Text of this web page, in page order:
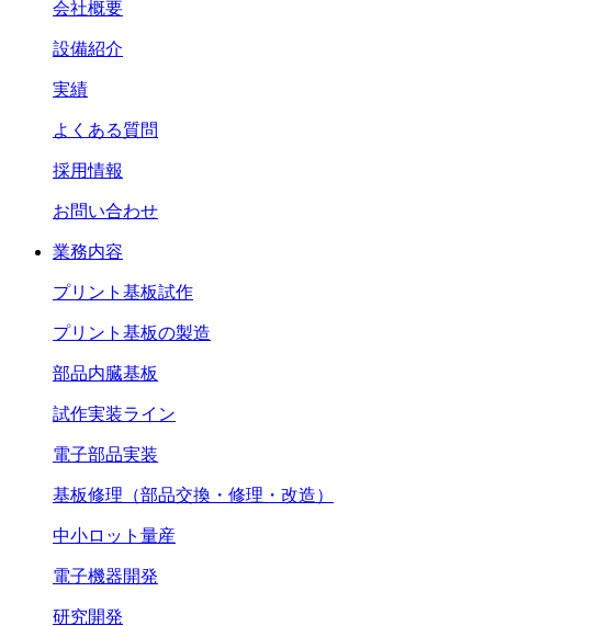
会社概要
設備紹介
実績
よくある質問
採用情報
お問い合わせ
業務内容
プリント基板試作
プリント基板の製造
部品内臓基板
試作実装ライン
電子部品実装
基板修理（部品交換・修理・改造）
中小ロット量産
電子機器開発
研究開発